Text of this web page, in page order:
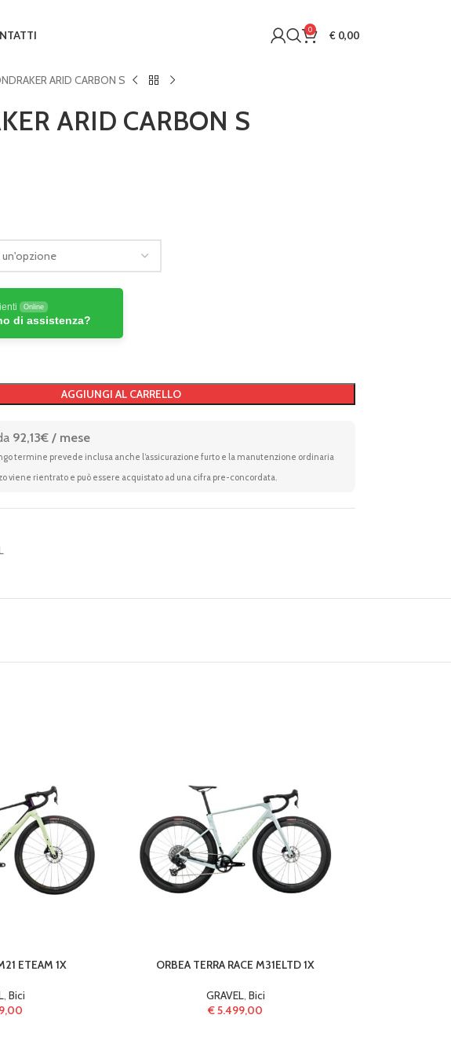
0 € 0,00
ARID CARBON S
ARID CARBON S
AGGIUNGI AL CARRELLO
Online
di assistenza?
92,13€ / mese
termine prevede inclusa anche l’assicurazione furto e la manutenzione ordinaria
viene rientrato e può essere acquistato ad una cifra pre-concordata.
ETEAM 1X
,Bici
ORBEA TERRA RACE M31ELTD 1X
GRAVEL Bici
€5.499,00